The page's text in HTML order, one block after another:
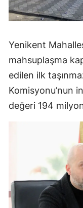
Yenikent
mahsuplaşma
edilen ilk
Komisyonu’nun
değeri 194